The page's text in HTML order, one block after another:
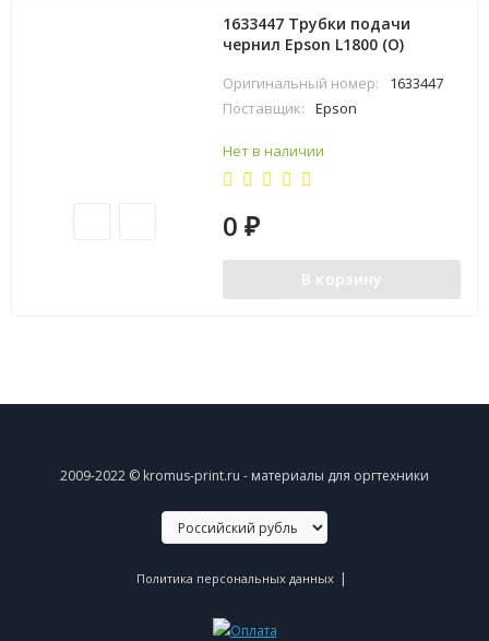
1633447 Трубки подачи
чернил Epson L1800 (O)
Оригинальный номер:
1633447
Поставщик:
Epson
Нет в наличии
0₽
В корзину
2009-2022 © kromus-print.ru - материалы для оргтехники
Политика персональных данных |